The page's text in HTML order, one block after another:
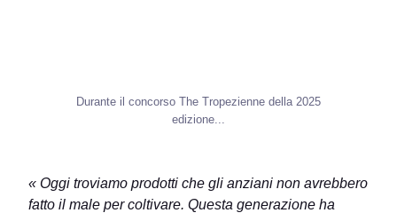
Durante il concorso The Tropezienne della 2025
edizione...
« Oggi troviamo prodotti che gli anziani non avrebbero
fatto il male per coltivare. Questa generazione ha